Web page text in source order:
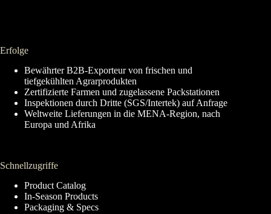
Erfolge
Bewährter B2B-Exporteur von frischen und
tiefgekühlten Agrarprodukten
Zertifizierte Farmen und zugelassene Packstationen
Inspektionen durch Dritte (SGS/Intertek) auf Anfrage
Weltweite Lieferungen in die MENA-Region, nach
Europa und Afrika
Schnellzugriffe
Product Catalog
In-Season Products
Packaging & Specs